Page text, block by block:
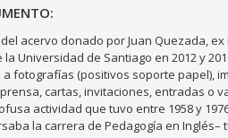
acervo donado por Juan Quezada,
la Universidad de Santiago en 2012 y
fotografías (positivos soporte papel),
cartas, invitaciones, entradas o
actividad que tuvo entre 1958 y
la carrera de Pedagogía en